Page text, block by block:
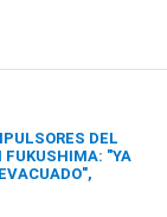
DEL
FUKUSHIMA: "YA